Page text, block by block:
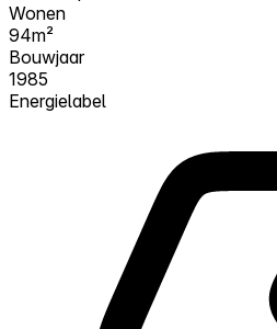
Wonen
94m²
Bouwjaar
1985
Energielabel